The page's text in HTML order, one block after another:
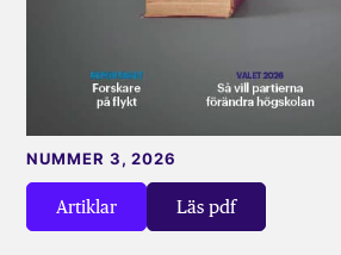
Artiklar Läs pdf
NUMMER 3, 2026